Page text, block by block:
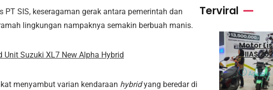
PT SIS, keseragaman gerak antara pemerintah dan
lingkungan nampaknya semakin berbuah manis.
Unit Suzuki XL7 New Alpha Hybrid
menyambut varian kendaraan hybridyang beredar di
d
Terviral
Motor
GIIAS
Agustus